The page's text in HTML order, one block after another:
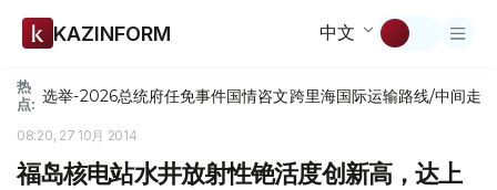
KAZINFORM 中文
热
点: 选举-2026总统府任免事件国情咨文跨里海国际运输路线/中间走廊
08:20, 27 10月 2014
福岛核电站水井放射性铯活度创新高，达上